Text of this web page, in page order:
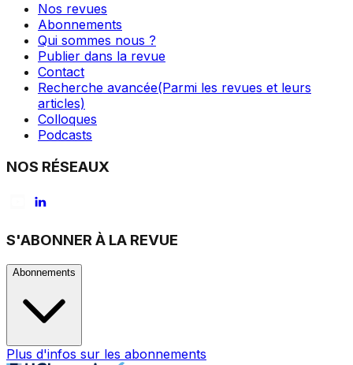
Nos revues
Abonnements
Qui sommes nous ?
Publier dans la revue
Contact
Recherche avancée(Parmi les revues et leurs
articles)
Colloques
Podcasts
NOS RÉSEAUX
S'ABONNER À LA REVUE
Abonnements
Plus d'infos sur les abonnements